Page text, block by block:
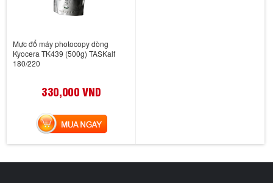
Mực đổ máy photocopy dòng
Kyocera TK439 (500g) TASKalf
180/220
330,000 VND
MUA NGAY